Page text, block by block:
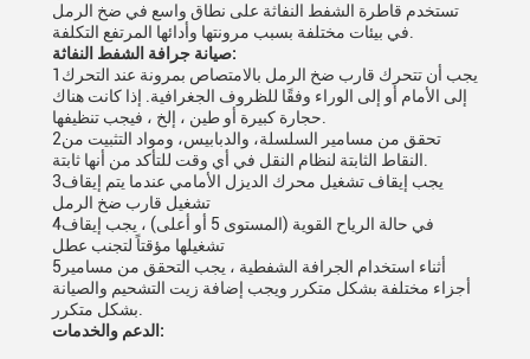
تستخدم قاطرة الشفط النفاثة على نطاق واسع في ضخ الرمل
صيانة جرافة الشفط النفاثة:
1يجب أن تتحرك قارب ضخ الرمل بالامتصاص بمرونة عند التحرك
إلى الأمام أو إلى الوراء وفقًا للظروف الجغرافية. إذا كانت هناك
2تحقق من مسامير السلسلة، والدبابيس، ومواد التثبيت من
3يجب إيقاف تشغيل محرك الديزل الأمامي عندما يتم إيقاف
تشغيل قارب ضخ الرمل
4في حالة الرياح القوية (المستوى 5 أو أعلى) ، يجب إيقاف
تشغيلها مؤقتاً لتجنب عطل
5أثناء استخدام الجرافة الشفطية ، يجب التحقق من مسامير
أجزاء مختلفة بشكل متكرر ويجب إضافة زيت التشحيم والصيانة
الدعم والخدمات: